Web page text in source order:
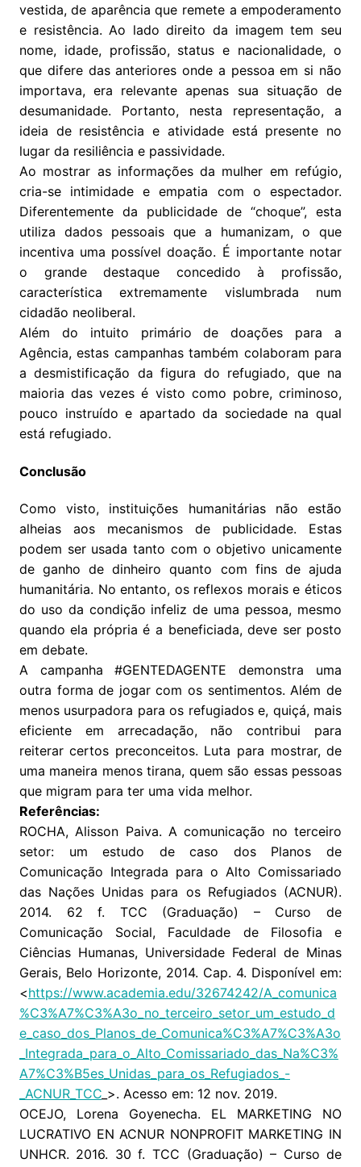
vestida, de aparência que remete a empoderamento
e resistência. Ao lado direito da imagem tem seu
nome, idade, profissão, status e nacionalidade, o
que difere das anteriores onde a pessoa em si não
importava, era relevante apenas sua situação de
desumanidade. Portanto, nesta representação, a
ideia de resistência e atividade está presente no
lugar da resiliência e passividade.
Ao mostrar as informações da mulher em refúgio,
cria-se intimidade e empatia com o espectador.
Diferentemente da publicidade de “choque”, esta
utiliza dados pessoais que a humanizam, o que
incentiva uma possível doação. É importante notar
o grande destaque concedido à profissão,
característica extremamente vislumbrada num
cidadão neoliberal.
Além do intuito primário de doações para a
Agência, estas campanhas também colaboram para
a desmistificação da figura do refugiado, que na
maioria das vezes é visto como pobre, criminoso,
pouco instruído e apartado da sociedade na qual
está refugiado.
Conclusão
Como visto, instituições humanitárias não estão
alheias aos mecanismos de publicidade. Estas
podem ser usada tanto com o objetivo unicamente
de ganho de dinheiro quanto com fins de ajuda
humanitária. No entanto, os reflexos morais e éticos
do uso da condição infeliz de uma pessoa, mesmo
quando ela própria é a beneficiada, deve ser posto
em debate.
A campanha #GENTEDAGENTE demonstra uma
outra forma de jogar com os sentimentos. Além de
menos usurpadora para os refugiados e, quiçá, mais
eficiente em arrecadação, não contribui para
reiterar certos preconceitos. Luta para mostrar, de
uma maneira menos tirana, quem são essas pessoas
que migram para ter uma vida melhor.
Referências:
ROCHA, Alisson Paiva. A comunicação no terceiro
setor: um estudo de caso dos Planos de
Comunicação Integrada para o Alto Comissariado
das Nações Unidas para os Refugiados (ACNUR).
2014. 62 f. TCC (Graduação) – Curso de
Comunicação Social, Faculdade de Filosofia e
Ciências Humanas, Universidade Federal de Minas
Gerais, Belo Horizonte, 2014. Cap. 4. Disponível em:
<https://www.academia.edu/32674242/A_comunica
%C3%A7%C3%A3o_no_terceiro_setor_um_estudo_d
e_caso_dos_Planos_de_Comunica%C3%A7%C3%A3o
_Integrada_para_o_Alto_Comissariado_das_Na%C3%
A7%C3%B5es_Unidas_para_os_Refugiados_-
_ACNUR_TCC_>. Acesso em: 12 nov. 2019.
OCEJO, Lorena Goyenecha. EL MARKETING NO
LUCRATIVO EN ACNUR NONPROFIT MARKETING IN
UNHCR. 2016. 30 f. TCC (Graduação) – Curso de